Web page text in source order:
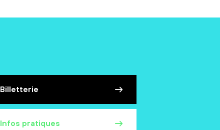
Billetterie
Infos pratiques